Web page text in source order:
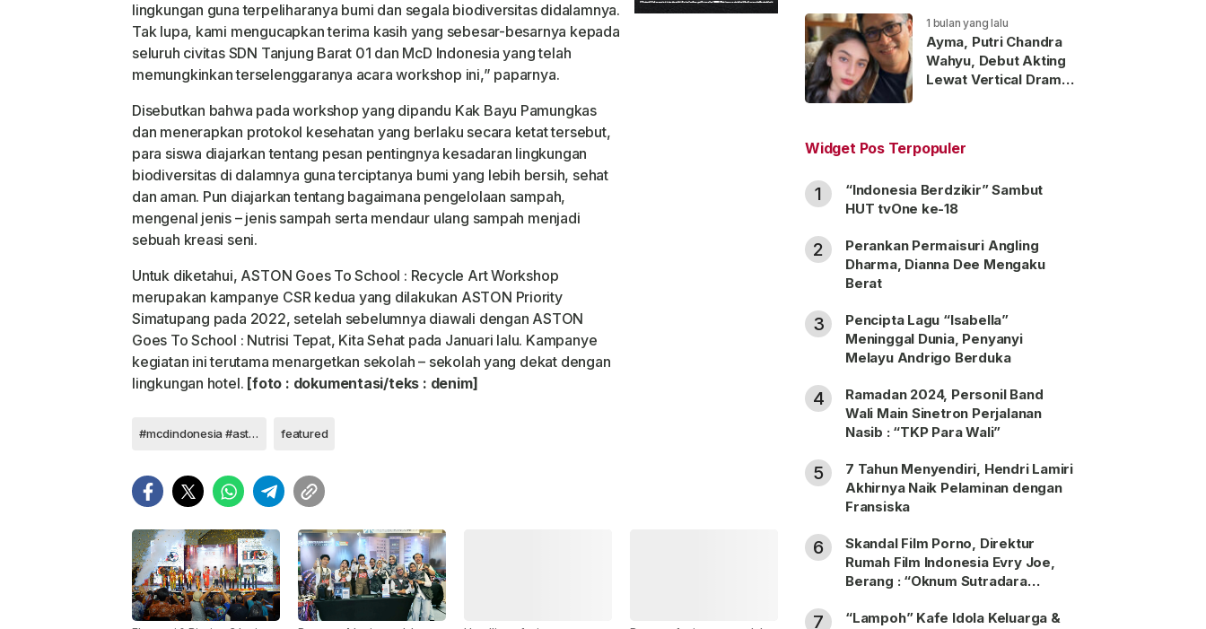
lingkungan guna terpeliharanya bumi dan segala biodiversitas didalamnya.
Tak lupa, kami mengucapkan terima kasih yang sebesar-besarnya kepada
seluruh civitas SDN Tanjung Barat 01 dan McD Indonesia yang telah
memungkinkan terselenggaranya acara workshop ini,” paparnya.
Disebutkan bahwa pada workshop yang dipandu Kak Bayu Pamungkas
dan menerapkan protokol kesehatan yang berlaku secara ketat tersebut,
para siswa diajarkan tentang pesan pentingnya kesadaran lingkungan
biodiversitas di dalamnya guna terciptanya bumi yang lebih bersih, sehat
dan aman. Pun diajarkan tentang bagaimana pengelolaan sampah,
mengenal jenis – jenis sampah serta mendaur ulang sampah menjadi
sebuah kreasi seni.
Untuk diketahui, ASTON Goes To School : Recycle Art Workshop
merupakan kampanye CSR kedua yang dilakukan ASTON Priority
Simatupang pada 2022, setelah sebelumnya diawali dengan ASTON
Goes To School : Nutrisi Tepat, Kita Sehat pada Januari lalu. Kampanye
kegiatan ini terutama menargetkan sekolah – sekolah yang dekat dengan
lingkungan hotel. [foto : dokumentasi/teks : denim]
#mcdindonesia #astonprioritysimatupang featured
Indonesia
1 bulan yang lalu
Ayma, Putri Chandra
Wahyu, Debut Akting
Lewat Vertical Drama
Widget Pos Terpopuler
1
“Indonesia Berdzikir” Sambut
HUT tvOne ke-18
2
Perankan Permaisuri Angling
Dharma, Dianna Dee Mengaku
Berat
3
Pencipta Lagu “Isabella”
Meninggal Dunia, Penyanyi
Melayu Andrigo Berduka
4
Ramadan 2024, Personil Band
Wali Main Sinetron Perjalanan
Nasib : “TKP Para Wali”
5
7 Tahun Menyendiri, Hendri Lamiri
Akhirnya Naik Pelaminan dengan
Fransiska
6
Skandal Film Porno, Direktur
Rumah Film Indonesia Evry Joe,
Berang : “Oknum Sutradara
7
“Lampoh” Kafe Idola Keluarga &